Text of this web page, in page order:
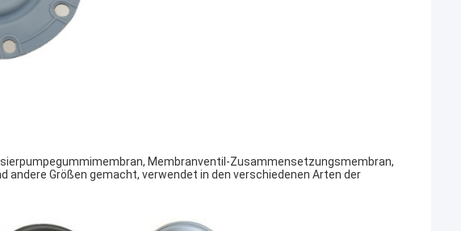
Membranventil-Zusammensetzungsmembran,
andere Größen gemacht, verwendet in den verschiedenen Arten der